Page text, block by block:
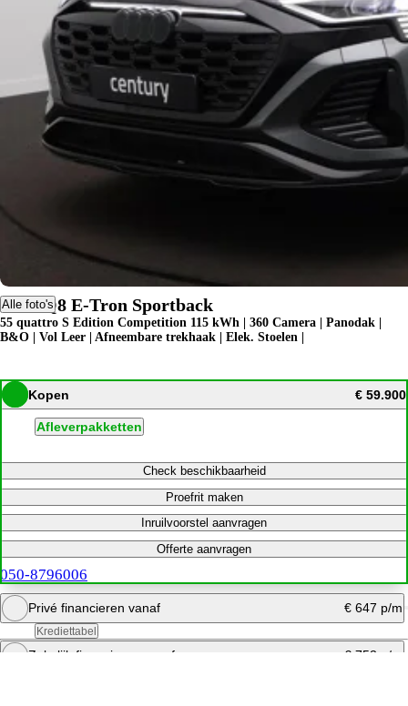
Alle foto's
Audi Q8 E-Tron Sportback
55 quattro S Edition Competition 115 kWh | 360 Camera | Panodak |
B&O | Vol Leer | Afneembare trekhaak | Elek. Stoelen |
Kopen € 59.900
Afleverpakketten
Check beschikbaarheid
Proefrit maken
Inruilvoorstel aanvragen
Offerte aanvragen
050-8796006
Privé financieren vanaf € 647 p/m
Krediettabel
Zakelijk financieren vanaf € 753 p/m